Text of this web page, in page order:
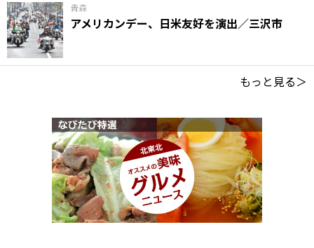
青森
アメリカンデー、日米友好を演出／三沢市
もっと見る＞